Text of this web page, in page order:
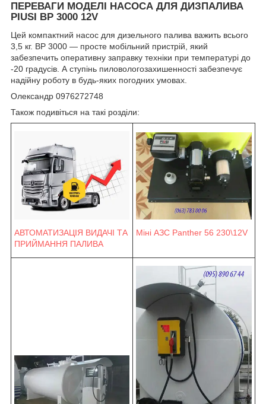
ПЕРЕВАГИ МОДЕЛІ НАСОСА ДЛЯ ДИЗПАЛИВА
PIUSI BP 3000 12V
Цей компактний насос для дизельного палива важить всього
3,5 кг. ВР 3000 — просте мобільний пристрій, який
забезпечить оперативну заправку техніки при температурі до
-20 градусів. А ступінь пиловологозахишенності забезпечує
надійну роботу в будь-яких погодних умовах.
Олександр 0976272748
Також подивіться на такі розділи:
АВТОМАТИЗАЦІЯ ВИДАЧІ ТА
ПРИЙМАННЯ ПАЛИВА
Міні АЗС Panther 56 230\12V